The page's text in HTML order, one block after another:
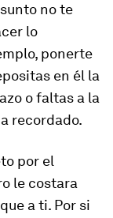
no te
lo
ponerte
en él la
o faltas a la
recordado.
por el
le costara
a ti. Por si